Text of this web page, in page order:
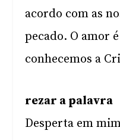
acordo com as
pecado. O amor
conhecemos a
rezar a palavra
Desperta em